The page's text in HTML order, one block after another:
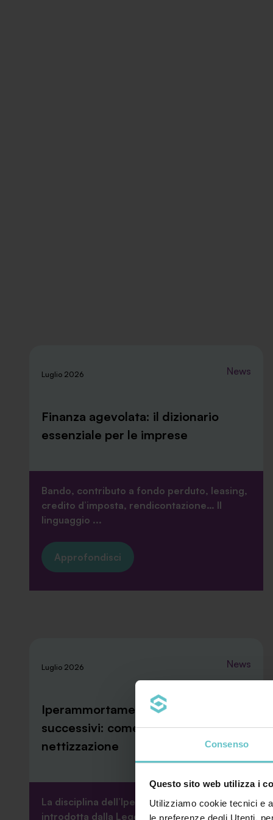
Consenso
Questo sito web utilizza i
Utilizziamo cookie tecnici e
le preferenze degli Utenti.
Luglio 2026 News
Finanza agevolata: il dizionario
essenziale per le imprese
Bando, contributo a fondo perduto, leasing,
credito d’imposta, rendicontazione… Il
linguaggio ...
Approfondisci
Luglio 2026 News
Iperammortamento e contributi
successivi: come applicare la
nettizzazione
La disciplina dell’Iperammortamento
introdotta dalla Legge di Bilancio 2026